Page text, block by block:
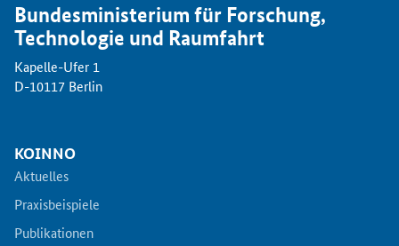
Bundesministerium für Forschung,
Technologie und Raumfahrt
Kapelle-Ufer 1
D-10117 Berlin
KOINNO
Aktuelles
Praxisbeispiele
Publikationen